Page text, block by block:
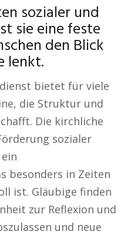
sozialer und
sie eine feste
den Blick
lenkt.
bietet für viele
die Struktur und
Die kirchliche
sozialer
besonders in Zeiten
ist. Gläubige finden
zur Reflexion und
und neue